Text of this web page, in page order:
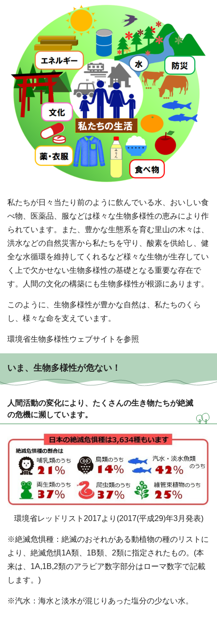
私たちが日々当たり前のように飲んでいる水、おいしい食
べ物、医薬品、服などは様々な生物多様性の恵みにより作
られています。また、豊かな生態系を育む里山の木々は、
洪水などの自然災害から私たちを守り、酸素を供給し、健
全な水循環を維持してくれるなど様々な生物が生存してい
く上で欠かせない生物多様性の基礎となる重要な存在で
す。人間の文化の構築にも生物多様性が根源にあります。
このように、生物多様性が豊かな自然は、私たちのくら
し、様々な命を支えています。
環境省生物多様性ウェブサイトを参照
いま、生物多様性が危ない！
人間活動の変化により、たくさんの生き物たちが絶滅
の危機に瀕しています。
環境省レッドリスト2017より(2017(平成29)年3月発表)
※絶滅危惧種：絶滅のおそれがある動植物の種のリストに
より、絶滅危惧1A類、1B類、2類に指定されたもの。(本
来は、1A,1B,2類のアラビア数字部分はローマ数字で記載
します。)
※汽水：海水と淡水が混じりあった塩分の少ない水。